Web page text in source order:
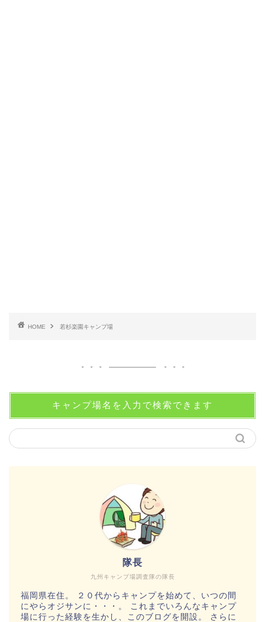
HOME 若杉楽園キャンプ場
キャンプ場名を入力で検索できます
九州キャンプ場調査隊の隊長
隊長
福岡県在住。 ２０代からキャンプを始めて、いつの間
にやらオジサンに・・・。 これまでいろんなキャンプ
場に行った経験を生かし、このブログを開設。 さらに